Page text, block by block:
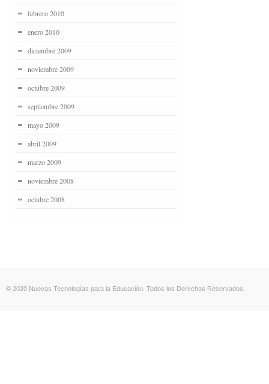
febrero 2010
enero 2010
diciembre 2009
noviembre 2009
octubre 2009
septiembre 2009
mayo 2009
abril 2009
marzo 2009
noviembre 2008
octubre 2008
© 2020 Nuevas Tecnologías para la Educación. Todos los Derechos Reservados.